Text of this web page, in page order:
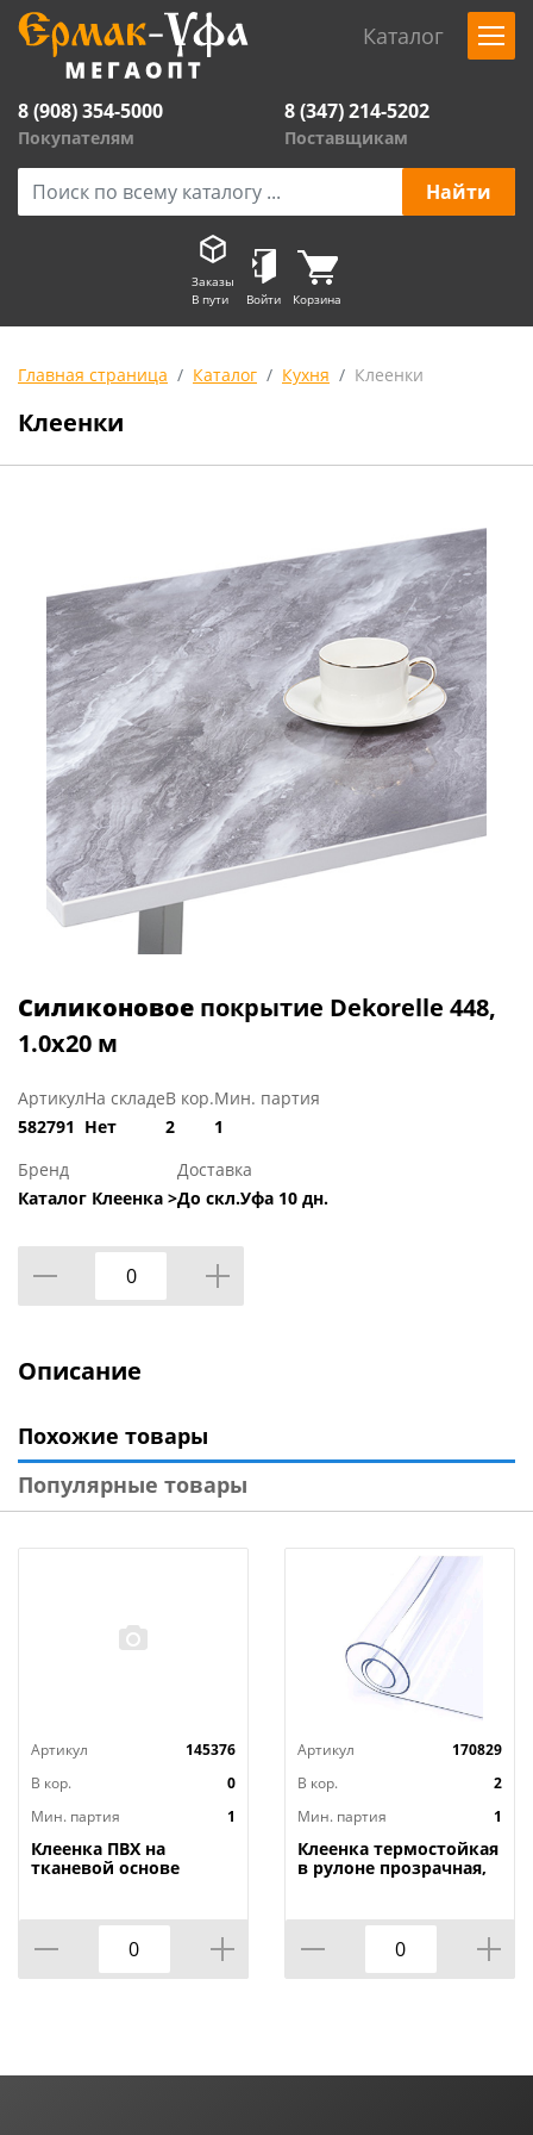
Каталог
8 (908) 354-5000
Покупателям
8 (347) 214-5202
Поставщикам
Заказы
В пути
Войти Корзина
Главная страница Каталог Кухня Клеенки
Клеенки
Силиконовое покрытие Dekorelle 448,
1.0x20 м
Артикул
582791
На складе
Нет
В кор.
2
Мин. партия
1
Бренд
Каталог Клеенка >
Доставка
До скл.Уфа 10 дн.
Описание
Похожие товары
Популярные товары
Артикул
145376
В кор.
0
Мин. партия
1
Клеенка ПВХ на
тканевой основе
потертости, грязные
края
Артикул
170829
В кор.
2
Мин. партия
1
Клеенка термостойкая
в рулоне прозрачная,
HOZBAT